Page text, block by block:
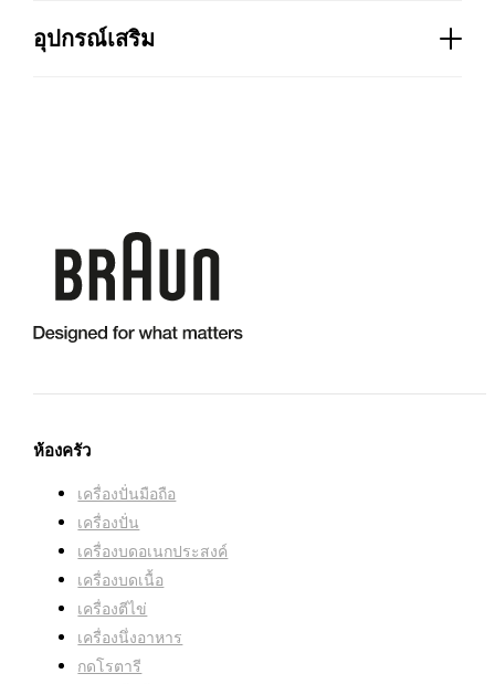
ทุกส่วนที่สัมผัสกับอาหารปลอดสาร BPA:
ความยาวสายไฟ:
วัสดุมีด:เหล็กกล้าไร้สนิม
คู่มือ):มี
การตั้งค่าความเร็ว:
ระบบ EasyClick: การเปลี่ยนอุปกรณ์เสริมที่ง่ายและ
รวดเร็ว: ระบบ EasyClick
อุปกรณ์เสริม
ห้องครัว
เครื่องปั่นมือถือ
เครื่องปั่น
เครื่องบดอเนกประสงค์
เครื่องบดเนื้อ
เครื่องตีไข่
เครื่องนึ่งอาหาร
กดโรตารี